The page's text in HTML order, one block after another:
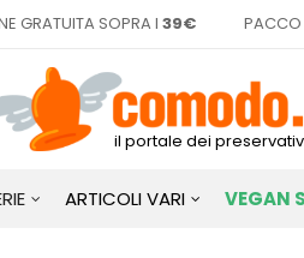
GRATUITA SOPRA I 39€
il portale dei
ARTICOLI VARI VEGAN